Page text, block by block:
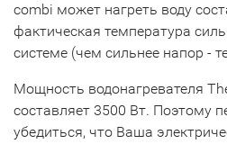
combi может нагреть воду
фактическая температура
системе (чем сильнее напор -
Мощность водонагревателя
составляет 3500 Вт. Поэтому
убедиться, что Ваша